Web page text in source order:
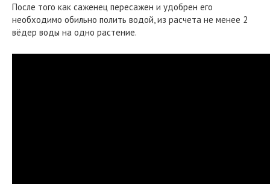
После того как саженец пересажен и удобрен его
необходимо обильно полить водой, из расчета не менее 2
вёдер воды на одно растение.